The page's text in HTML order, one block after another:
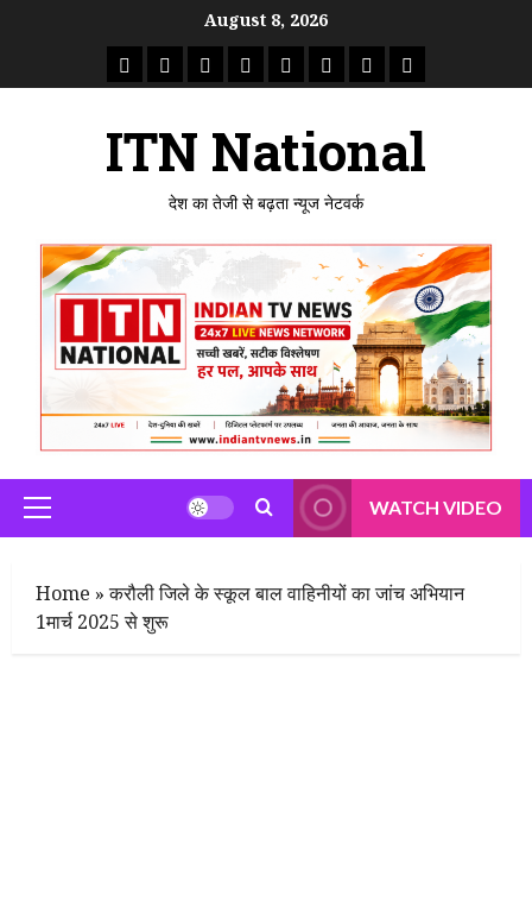
August 8, 2026
राष्ट्रीयताजा
उत्तर
मध्य
राजस्थान
पंजाब गुजरातमहाराष्ट्र
ITN National
देश का तेजी से बढ़ता न्यूज नेटवर्क
Primary
Menu
WATCH VIDEO
Home »करौली जिले के स्कूल बाल वाहिनीयों का जांच अभियान
1मार्च 2025 से शुरू